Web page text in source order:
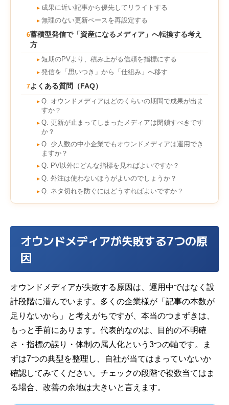
► 成果に近い記事から優先してリライトする
► 無理のない更新ペースを再設定する
6蓄積型発信で「資産になるメディア」へ転換する考え
方
► 短期のPVより、積み上がる信頼を指標にする
► 発信を「思いつき」から「仕組み」へ移す
7よくある質問（FAQ）
► Q. オウンドメディアはどのくらいの期間で成果が出ま
すか？
► Q. 更新が止まってしまったメディアは閉鎖すべきです
か？
► Q. 少人数の中小企業でもオウンドメディアは運用でき
ますか？
► Q. PV以外にどんな指標を見ればよいですか？
► Q. 外注は使わないほうがよいのでしょうか？
► Q. ネタ切れを防ぐにはどうすればよいですか？
オウンドメディアが失敗する7つの原
因
オウンドメディアが失敗する原因は、運用中ではなく設
計段階に潜んでいます。多くの企業様が「記事の本数が
足りないから」と考えがちですが、本当のつまずきは、
もっと手前にあります。代表的なのは、目的の不明確
さ・指標の誤り・体制の属人化という3つの軸です。ま
ずは7つの典型を整理し、自社が当てはまっていないか
確認してみてください。チェックの段階で複数当てはま
る場合、改善の余地は大きいと言えます。